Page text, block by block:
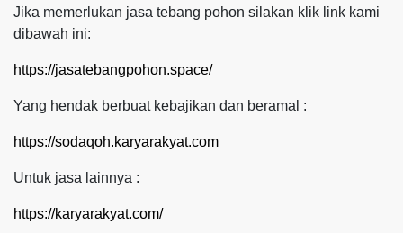
Jika memerlukan jasa tebang pohon silakan klik link kami
dibawah ini:
https://jasatebangpohon.space/
Yang hendak berbuat kebajikan dan beramal :
https://sodaqoh.karyarakyat.com
Untuk jasa lainnya :
https://karyarakyat.com/